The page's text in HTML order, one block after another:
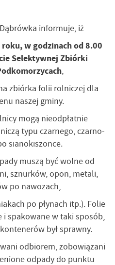
informuje, iż
w godzinach od 8.00
Selektywnej Zbiórki
,
zbiórka folii rolniczej dla
naszej gminy.
mogą nieodpłatnie
typu czarnego, czarno-
sianokiszonce.
muszą być wolne od
sznurków, opon, metali,
po nawozach,
po płynach itp.). Folie
spakowane w taki sposób,
był sprawny.
odbiorem, zobowiązani
odpady do punktu